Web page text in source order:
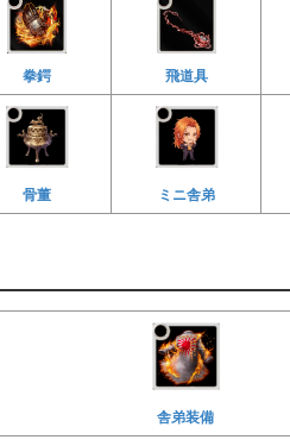
拳鍔 飛道具
骨董 ミニ舎弟
舎弟装備